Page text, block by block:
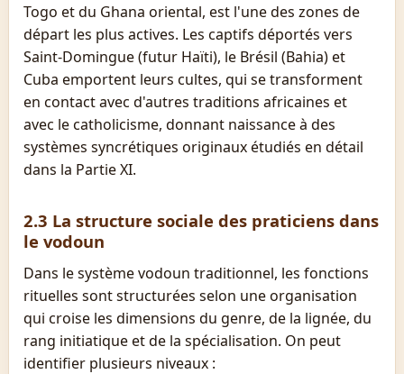
Togo et du Ghana oriental, est l'une des zones de
départ les plus actives. Les captifs déportés vers
Saint-Domingue (futur Haïti), le Brésil (Bahia) et
Cuba emportent leurs cultes, qui se transforment
en contact avec d'autres traditions africaines et
avec le catholicisme, donnant naissance à des
systèmes syncrétiques originaux étudiés en détail
dans la Partie XI.
2.3 La structure sociale des praticiens dans
le vodoun
Dans le système vodoun traditionnel, les fonctions
rituelles sont structurées selon une organisation
qui croise les dimensions du genre, de la lignée, du
rang initiatique et de la spécialisation. On peut
identifier plusieurs niveaux :